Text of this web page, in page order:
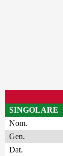
SINGOLARE
Nom.
Gen.
Dat.